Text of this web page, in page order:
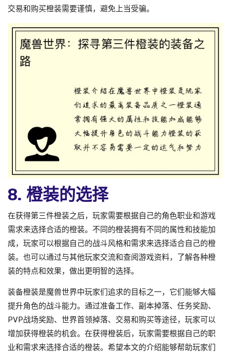
交易和购买橙装需要谨慎，避免上当受骗。
8. 橙装的选择
在获得第三件橙装之后，玩家需要根据自己的角色职业和游戏
需求来选择合适的橙装。不同的橙装拥有不同的属性和技能加
成，玩家可以根据自己的战斗风格和需求来选择适合自己的橙
装。也可以通过与其他玩家交流和查阅游戏资料，了解各种橙
装的特点和效果，做出更明智的选择。
装备橙装是魔兽世界中玩家们追求的目标之一，它们能够大幅
提升角色的战斗能力。通过准备工作、副本掉落、任务奖励、
PVP战场奖励、世界首领掉落、交易和购买等途径，玩家可以
增加获得橙装的机会。在获得橙装后，玩家需要根据自己的职
业和需求来选择合适的橙装。希望本文的介绍能够帮助玩家们